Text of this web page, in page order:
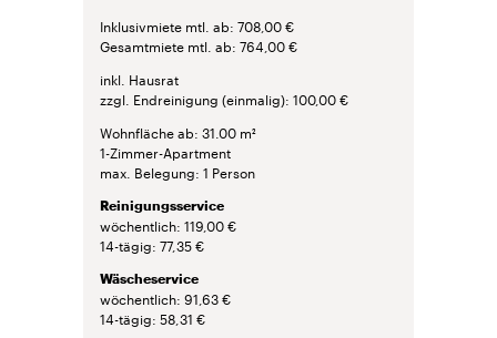
Inklusivmiete mtl. ab 708,00 €
Gesamtmiete mtl. ab 764,00 €
inkl. Hausrat
zzgl. Endreinigung (einmalig) 100,00 €
Wohnfläche ab 31.00 m²
1-Zimmer-Apartment
max. Belegung 1 Person
Reinigungsservice
wöchentlich 119,00 €
14-tägig 77,35 €
Wäscheservice
wöchentlich 91,63 €
14-tägig 58,31 €